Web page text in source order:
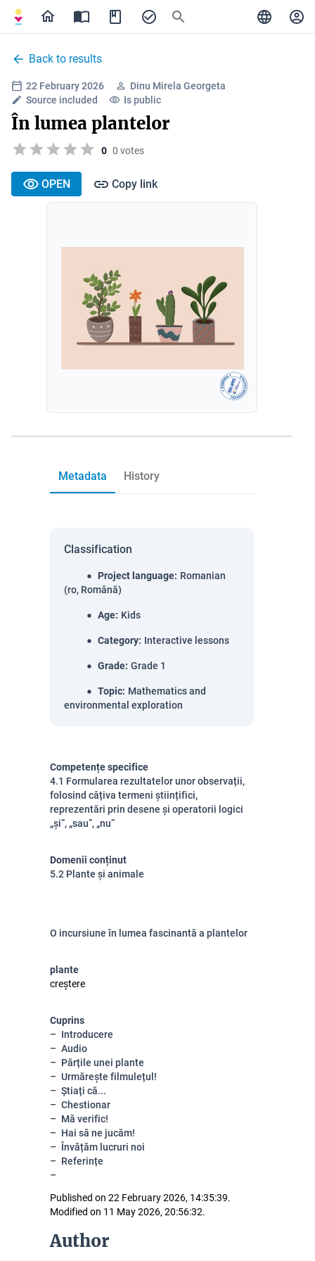
Back to results
22 February 2026
Dinu Mirela Georgeta
Source included
Is public
În lumea plantelor
0 0 votes
OPEN Copy link
Metadata History
Classification
Project language: Romanian
(ro, Română)
Age: Kids
Category: Interactive lessons
Grade: Grade 1
Topic: Mathematics and
environmental exploration
Competențe specifice
4.1 Formularea rezultatelor unor observații,
folosind câțiva termeni științifici,
reprezentări prin desene și operatorii logici
„și”, „sau”, „nu”
Domenii conținut
5.2 Plante și animale
O incursiune în lumea fascinantă a plantelor
plante
creștere
Cuprins
Introducere
Audio
Părțile unei plante
Urmărește filmulețul!
Știați că...
Chestionar
Mă verific!
Hai să ne jucăm!
Învățăm lucruri noi
Referințe
Published on 22 February 2026, 14:35:39.
Modified on 11 May 2026, 20:56:32.
Author